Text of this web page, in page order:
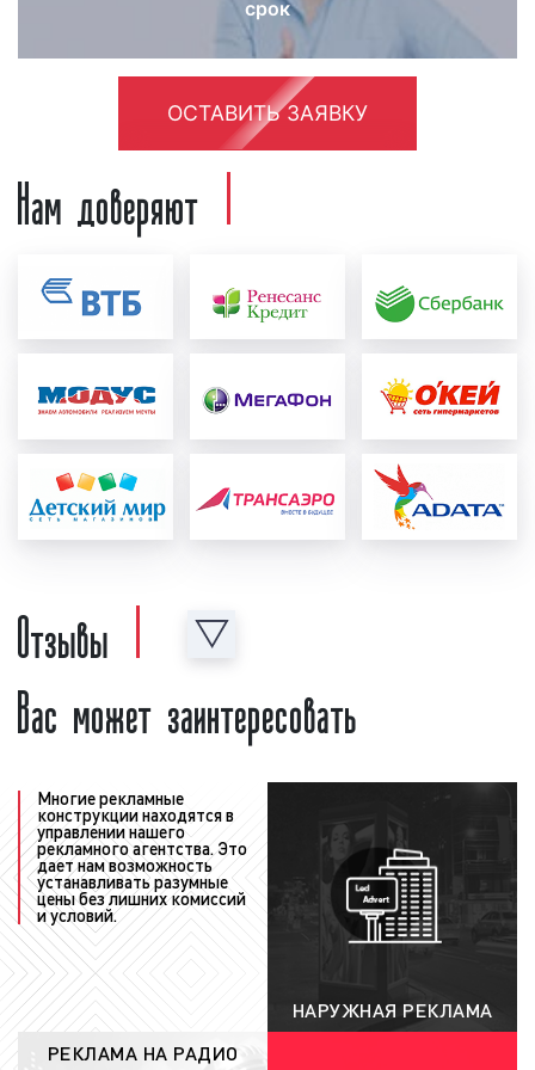
необходимо создать рекламный материал, т.е.
рекламный ролик. Рекламный ролик может
быть предоставлен как рекламодателем, так
и создан в нашей звукозаписывающей студии.
Для создания рекламного ролика нашими
специалистами рекламодатель должен
концепцию рекламы, примерный текст,
условия акции, контакты и адреса. Также
информацию, важную с его точки зрения.
После создания рекламный ролик
проверяется на соответствие требованиям
ФЗ «
О рекламе
». Ролик проверяется как
юристами нашей компании, так и юристами
радиостанции. При необходимости в
рекламный материал вносятся
соответствующие корректировки и
исправления с учетом сделанных замечаний;
график выхода рекламы в эфире
радиостанции, который называется
важная информация, а именно: период
размещения рекламного ролика в эфире
радиостанции, точное время выхода рекламы,
количество выходов рекламы в день, общее
количество выходов рекламы за период, доля
прайма, стоимость рекламной кампании на
радио. Также в медиаплане может
содержаться иная информация, важная с
точки зрения размещения рекламы на радио;
согласование медиаплана с
рекламодателем
рекламы (медиаплан) сформирован, наши
менеджеры согласуют его с заказчиком.
срок
ОСТАВИТЬ ЗАЯВКУ
Нам доверяют
Отзывы
Вас может заинтересовать
Многие рекламные
конструкции находятся в
управлении нашего
рекламного агентства. Это
дает нам возможность
устанавливать разумные
цены без лишних комиссий
и условий.
НАРУЖНАЯ РЕКЛАМА
РЕКЛАМА НА РАДИО